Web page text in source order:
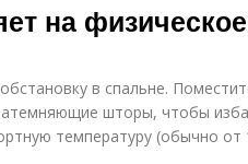
на
в спальне.
шторы, чтобы
температуру (обычно от